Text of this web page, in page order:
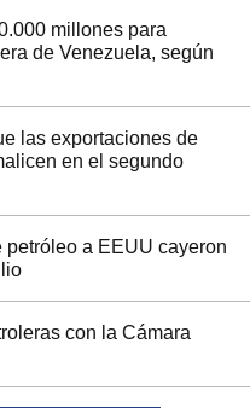
millones para
de Venezuela, según
las exportaciones de
en el segundo
a EEUU cayeron
con la Cámara